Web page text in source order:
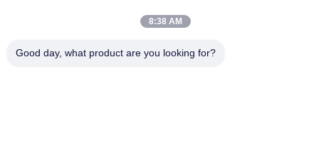
8:38 AM
Good day, what product are you looking for?